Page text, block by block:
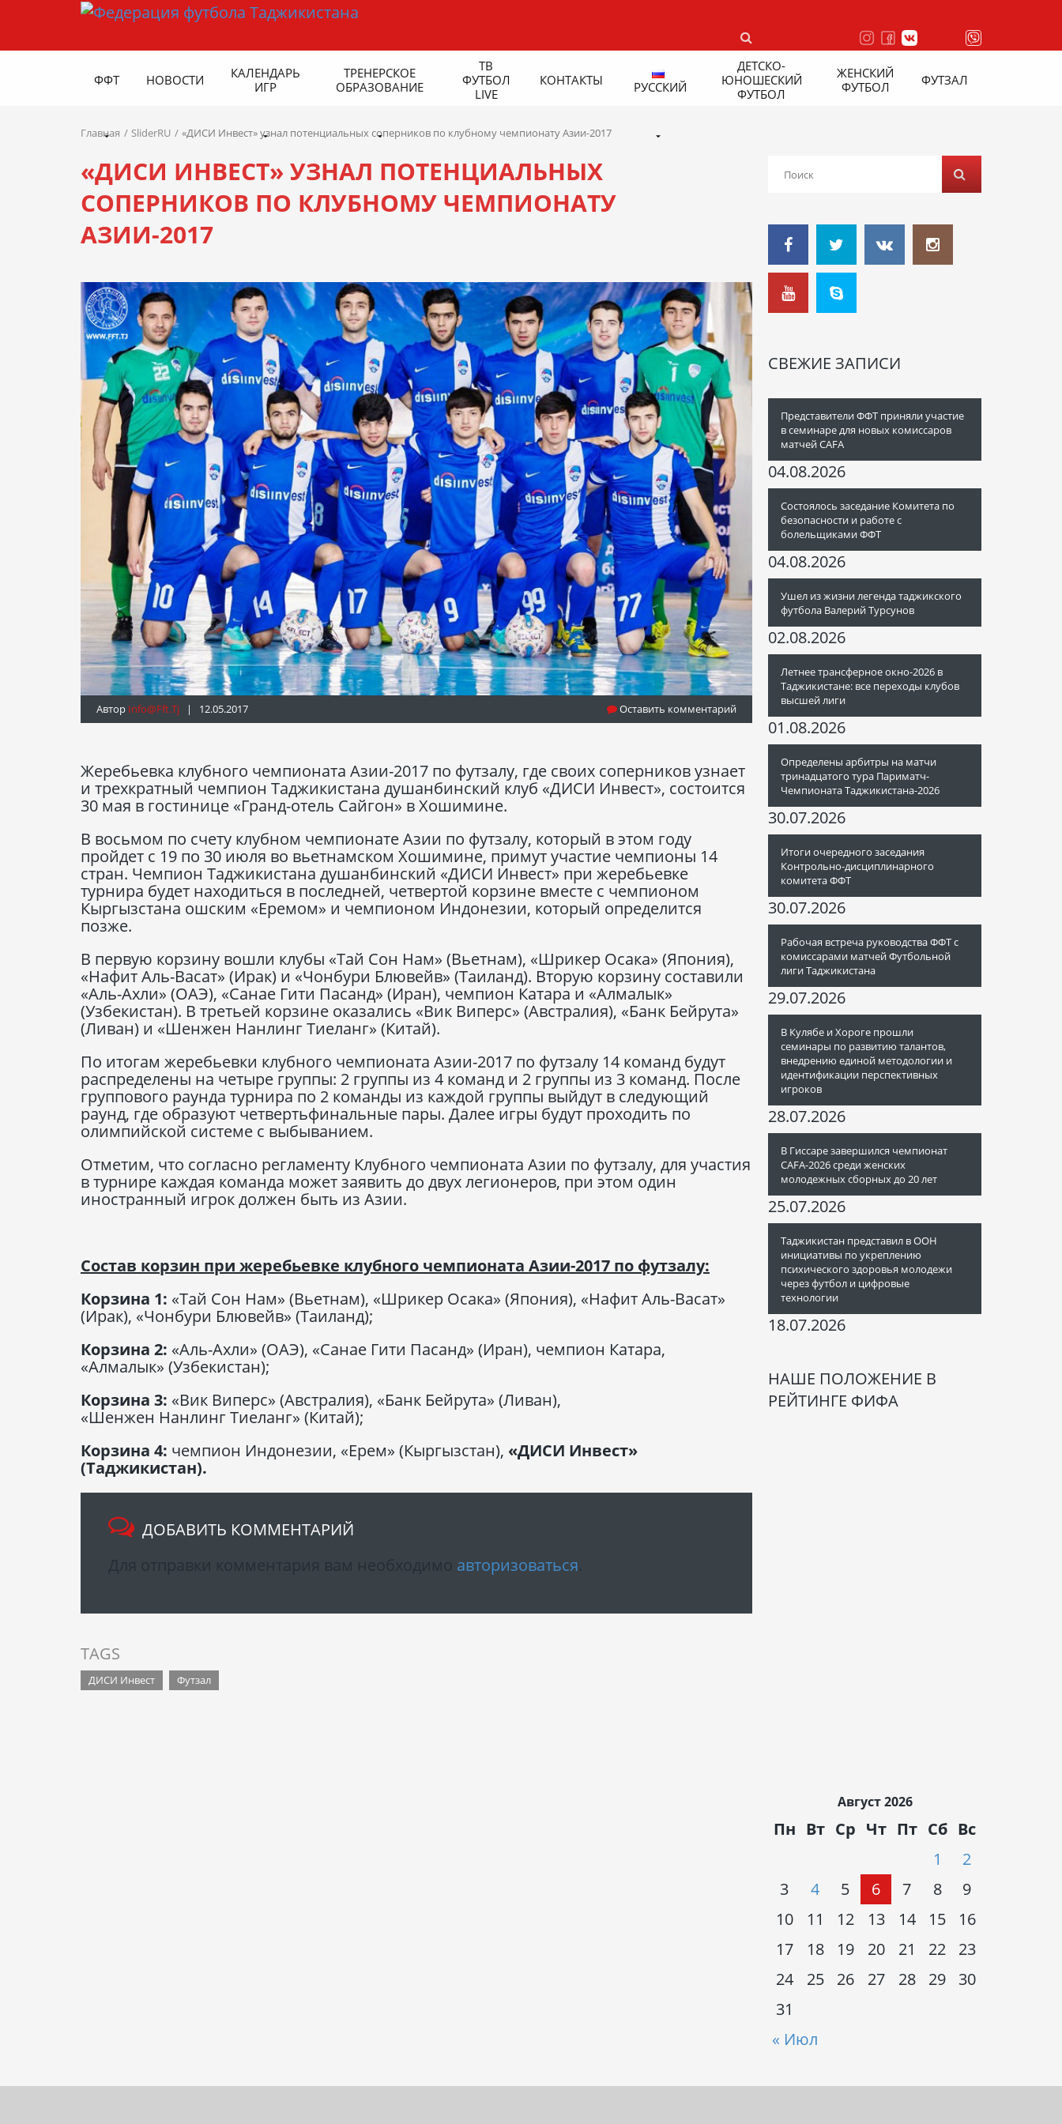
ФФТ НОВОСТИ
КАЛЕНДАРЬ
ИГР
ТРЕНЕРСКОЕ
ОБРАЗОВАНИЕ
ТВ
ФУТБОЛ
LIVE
КОНТАКТЫ РУССКИЙ
ДЕТСКО-
ЮНОШЕСКИЙ
ФУТБОЛ
ЖЕНСКИЙ
ФУТБОЛ
ФУТЗАЛ
Главная SliderRU «ДИСИ Инвест» узнал потенциальных соперников по клубному чемпионату Азии-2017
«ДИСИ ИНВЕСТ» УЗНАЛ ПОТЕНЦИАЛЬНЫХ
СОПЕРНИКОВ ПО КЛУБНОМУ ЧЕМПИОНАТУ
АЗИИ-2017
Автор Info@fft.tj | 12.05.2017 Оставить комментарий
Жеребьевка клубного чемпионата Азии-2017 по футзалу, где своих соперников узнает
и трехкратный чемпион Таджикистана душанбинский клуб «ДИСИ Инвест», состоится
30 мая в гостинице «Гранд-отель Сайгон» в Хошимине.
В восьмом по счету клубном чемпионате Азии по футзалу, который в этом году
пройдет с 19 по 30 июля во вьетнамском Хошимине, примут участие чемпионы 14
стран. Чемпион Таджикистана душанбинский «ДИСИ Инвест» при жеребьевке
турнира будет находиться в последней, четвертой корзине вместе с чемпионом
Кыргызстана ошским «Еремом» и чемпионом Индонезии, который определится
позже.
В первую корзину вошли клубы «Тай Сон Нам» (Вьетнам), «Шрикер Осака» (Япония),
«Нафит Аль-Васат» (Ирак) и «Чонбури Блювейв» (Таиланд). Вторую корзину составили
«Аль-Ахли» (ОАЭ), «Санае Гити Пасанд» (Иран), чемпион Катара и «Алмалык»
(Узбекистан). В третьей корзине оказались «Вик Виперс» (Австралия), «Банк Бейрута»
(Ливан) и «Шенжен Нанлинг Тиеланг» (Китай).
По итогам жеребьевки клубного чемпионата Азии-2017 по футзалу 14 команд будут
распределены на четыре группы: 2 группы из 4 команд и 2 группы из 3 команд. После
группового раунда турнира по 2 команды из каждой группы выйдут в следующий
раунд, где образуют четвертьфинальные пары. Далее игры будут проходить по
олимпийской системе с выбыванием.
Отметим, что согласно регламенту Клубного чемпионата Азии по футзалу, для участия
в турнире каждая команда может заявить до двух легионеров, при этом один
иностранный игрок должен быть из Азии.
Состав корзин при жеребьевке клубного чемпионата Азии-2017 по футзалу:
Корзина 1: «Тай Сон Нам» (Вьетнам), «Шрикер Осака» (Япония), «Нафит Аль-Васат»
(Ирак), «Чонбури Блювейв» (Таиланд);
Корзина 2: «Аль-Ахли» (ОАЭ), «Санае Гити Пасанд» (Иран), чемпион Катара,
«Алмалык» (Узбекистан);
Корзина 3: «Вик Виперс» (Австралия), «Банк Бейрута» (Ливан),
«Шенжен Нанлинг Тиеланг» (Китай);
Корзина 4: чемпион Индонезии, «Ерем» (Кыргызстан), «ДИСИ Инвест»
(Таджикистан).
ДОБАВИТЬ КОММЕНТАРИЙ
авторизоваться
TAGS
ДИСИ Инвест Футзал
СВЕЖИЕ ЗАПИСИ
Представители ФФТ приняли участие
в семинаре для новых комиссаров
матчей CAFA
04.08.2026
Состоялось заседание Комитета по
безопасности и работе с
болельщиками ФФТ
04.08.2026
Ушел из жизни легенда таджикского
футбола Валерий Турсунов
02.08.2026
Летнее трансферное окно-2026 в
Таджикистане: все переходы клубов
высшей лиги
01.08.2026
Определены арбитры на матчи
тринадцатого тура Париматч-
Чемпионата Таджикистана-2026
30.07.2026
Итоги очередного заседания
Контрольно-дисциплинарного
комитета ФФТ
30.07.2026
Рабочая встреча руководства ФФТ с
комиссарами матчей Футбольной
лиги Таджикистана
29.07.2026
В Кулябе и Хороге прошли
семинары по развитию талантов,
внедрению единой методологии и
идентификации перспективных
игроков
28.07.2026
В Гиссаре завершился чемпионат
CAFA-2026 среди женских
молодежных сборных до 20 лет
25.07.2026
Таджикистан представил в ООН
инициативы по укреплению
психического здоровья молодежи
через футбол и цифровые
технологии
18.07.2026
НАШЕ ПОЛОЖЕНИЕ В
РЕЙТИНГЕ ФИФА
Август 2026
Пн Вт Ср Чт Пт Сб Вс
« Июл
1
2
3
4 5 6 7 8
9
10
11 12 13 14 15
16
17
18 19 20 21 22
23
24
25 26 27 28 29
30
31